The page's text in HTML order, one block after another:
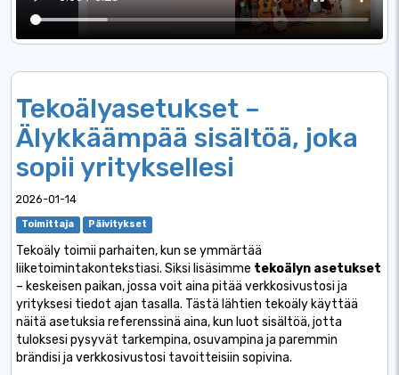
Tekoälyasetukset –
Älykkäämpää sisältöä, joka
sopii yrityksellesi
2026-01-14
Toimittaja Päivitykset
Tekoäly toimii parhaiten, kun se ymmärtää
liiketoimintakontekstiasi. Siksi lisäsimme tekoälyn asetukset
– keskeisen paikan, jossa voit aina pitää verkkosivustosi ja
yrityksesi tiedot ajan tasalla. Tästä lähtien tekoäly käyttää
näitä asetuksia referenssinä aina, kun luot sisältöä, jotta
tuloksesi pysyvät tarkempina, osuvampina ja paremmin
brändisi ja verkkosivustosi tavoitteisiin sopivina.